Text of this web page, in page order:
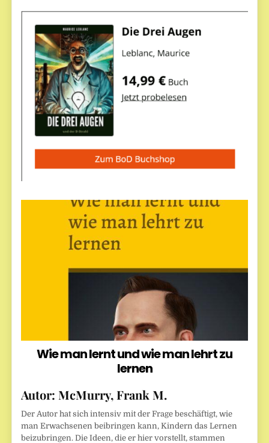
Wie man lernt und wie man lehrt zu
lernen
Autor: McMurry, Frank M.
Der Autor hat sich intensiv mit der Frage beschäftigt, wie
man Erwachsenen beibringen kann, Kindern das Lernen
beizubringen. Die Ideen, die er hier vorstellt, stammen